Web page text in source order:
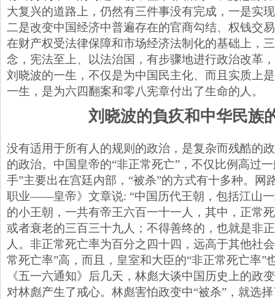
大复兴的道路上，仍然有三件事没有完成，一是实
二是改变中国经济中普遍存在的官商勾结、权钱交
在财产权受法律保障和市场经济法制化的基础上，
念，宪法至上、以法治国，有步骤地进行政治改革
刘晓波的一生，不仅是为中国民主化、而且实质上
一生，是为六四翻案和零八宪章付出了生命的人。
刘晓波的負疚和中华民族
没有适用于所有人的规则的政治，是复杂而残酷的
的政治。中国皇帝的“非正常死亡”，不仅比例高过
手”主要出在宫廷内部，“被杀”的方式有十多种。网
职业——皇帝》文章说: “中国历代王朝，包括江山
的小王朝，一共有帝王六百一十一人，其中，正常
或者衰老的三百三十九人；不得善终的，也就是非
人。非正常死亡率为百分之四十四，远高于其他社
常死亡率”高，而且，皇室和大臣的“非正常死亡率”
《五一六通知》后几天，林彪大谈中国历史上的政
对林彪产生了戒心。林彪害怕政变中“被杀”，就选